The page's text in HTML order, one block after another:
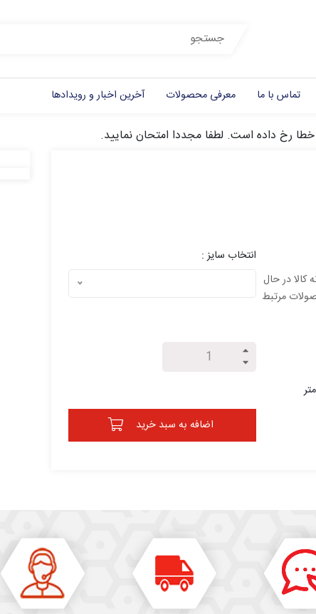
تماس با ما معرفی محصولات آخرین اخبار و رویدادها
رخ داده است. لطفا مجددا امتحان نمایید.
کالا در حال
مرتبط
انتخاب سایز :
اضافه به سبد خرید